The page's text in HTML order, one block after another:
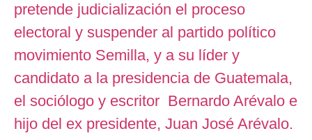
pretende judicialización el proceso
electoral y suspender al partido político
movimiento Semilla, y a su líder y
candidato a la presidencia de Guatemala,
el sociólogo y escritor Bernardo Arévalo e
hijo del ex presidente, Juan José Arévalo.